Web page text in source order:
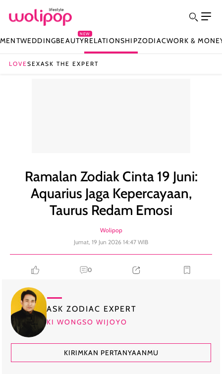
WEDDINGBEAUTY
NEW
RELATIONSHIPZODIACWORK &
LOVESEXASK THE EXPERT
Ramalan Zodiak Cinta 19 Juni:
Aquarius Jaga Kepercayaan,
Taurus Redam Emosi
Wolipop
Jumat, 19 Jun 2026 14:47 WIB
0
ASK ZODIAC EXPERT
KI WONGSO WIJOYO
KIRIMKAN PERTANYAANMU